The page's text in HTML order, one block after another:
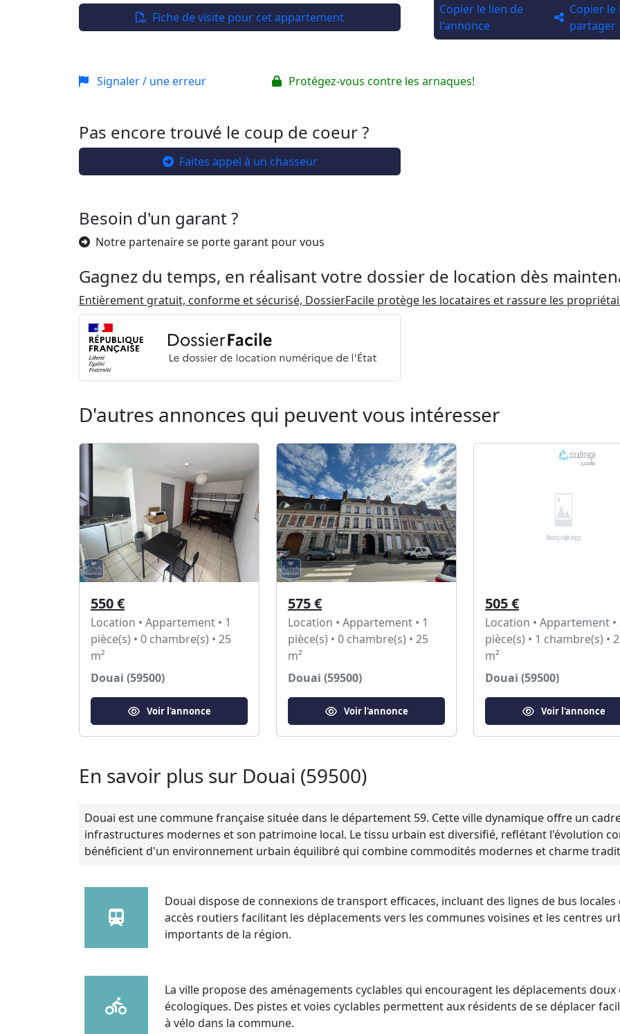
Fiche de visite pour cet appartement
Copier le lien de
l'annonce
Copier
partager
Signaler / une erreur Protégez-vous contre les arnaques!
Pas encore trouvé le coup de coeur ?
Faites appel à un chasseur
Besoin d'un garant ?
Notre partenaire se porte garant pour vous
Gagnez du temps, en réalisant votre dossier de location dès
Entièrement gratuit, conforme et sécurisé, DossierFacile protège les locataires et rassure les
D'autres annonces qui peuvent vous intéresser
550 €
Location • Appartement • 1
pièce(s) • 0 chambre(s) • 25
m²
Douai (59500)
Voir l'annonce
575 €
Location • Appartement • 1
pièce(s) • 0 chambre(s) • 25
m²
Douai (59500)
Voir l'annonce
505 €
Location • Appartement •
pièce(s) • 1 chambre(s) •
m²
Douai (59500)
Voir l'annonce
En savoir plus sur Douai (59500)
Douai est une commune française située dans le département 59. Cette ville dynamique offre un
infrastructures modernes et son patrimoine local. Le tissu urbain est diversifié, reflétant l'évolution
bénéficient d'un environnement urbain équilibré qui combine commodités modernes et charme
Douai dispose de connexions de transport efficaces, incluant des lignes de bus locales
accès routiers facilitant les déplacements vers les communes voisines et les centres
importants de la région.
La ville propose des aménagements cyclables qui encouragent les déplacements doux
écologiques. Des pistes et voies cyclables permettent aux résidents de se déplacer
à vélo dans la commune.